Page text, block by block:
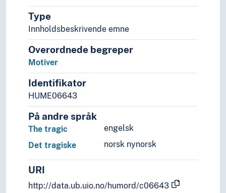
Oppdagelser
Opprinnelse
Oppskrifter
Opptakskrav
Organisering
Overgang
Overlevelse
Performativitet
Planlegging
Praksis
Preferanser
Preparering
Prioritering
Prisbelønning
Type
Innholdsbeskrivende emne
Overordnede begreper
Motiver
Identifikator
HUME06643
På andre språk
engelsk
The tragic
norsk nynorsk
Det tragiske
URI
http://data.ub.uio.no/humord/c06643